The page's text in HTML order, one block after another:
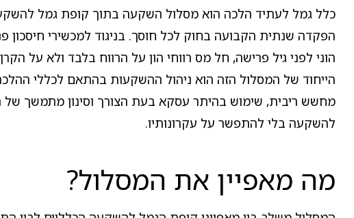
כלל גמל לעתיד הלכה הוא מסלול השקעה בתוך קופת גמל
הפקדה שנתית הקבועה בחוק לכל חוסך. בניגוד למכשירי
הוני לפני גיל פרישה, חל מס רווחי הון על הרווח בלבד ולא על
הייחוד של המסלול הזה הוא ניהול ההשקעות בהתאם לכללי
מחשש ריבית, שימוש בהיתר עסקא בעת הצורך וסינון מתמשך של
להשקעה בלי להתפשר על עקרונותיו.
מה מאפיין את המסלול?